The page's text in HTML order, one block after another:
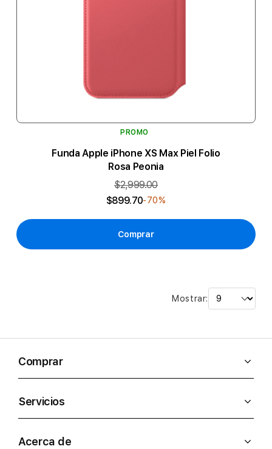
PROMO
Funda Apple iPhone XS Max Piel Folio
Rosa Peonia
$2,999.00
$899.70-70%
Comprar
Mostrar:
Comprar
Servicios
Acerca de